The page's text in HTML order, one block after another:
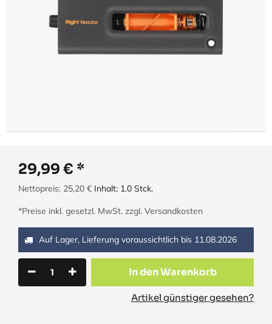
29,99 €
Nettopreis: 25,20 € Inhalt: 1.0 Stck.
*Preise inkl. gesetzl. MwSt. zzgl. Versandkosten
Auf Lager, Lieferung voraussichtlich bis 11.08.2026
In den Warenkorb
Artikel günstiger gesehen?